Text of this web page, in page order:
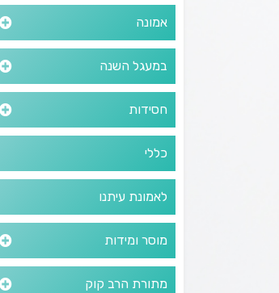
אמונה
במעגל השנה
חסידות
כללי
לאמונת עיתנו
מוסר ומידות
מתורת הרב קוק